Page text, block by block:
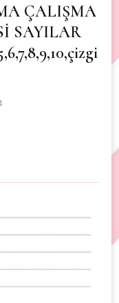
ÇALIŞMA
SAYILAR